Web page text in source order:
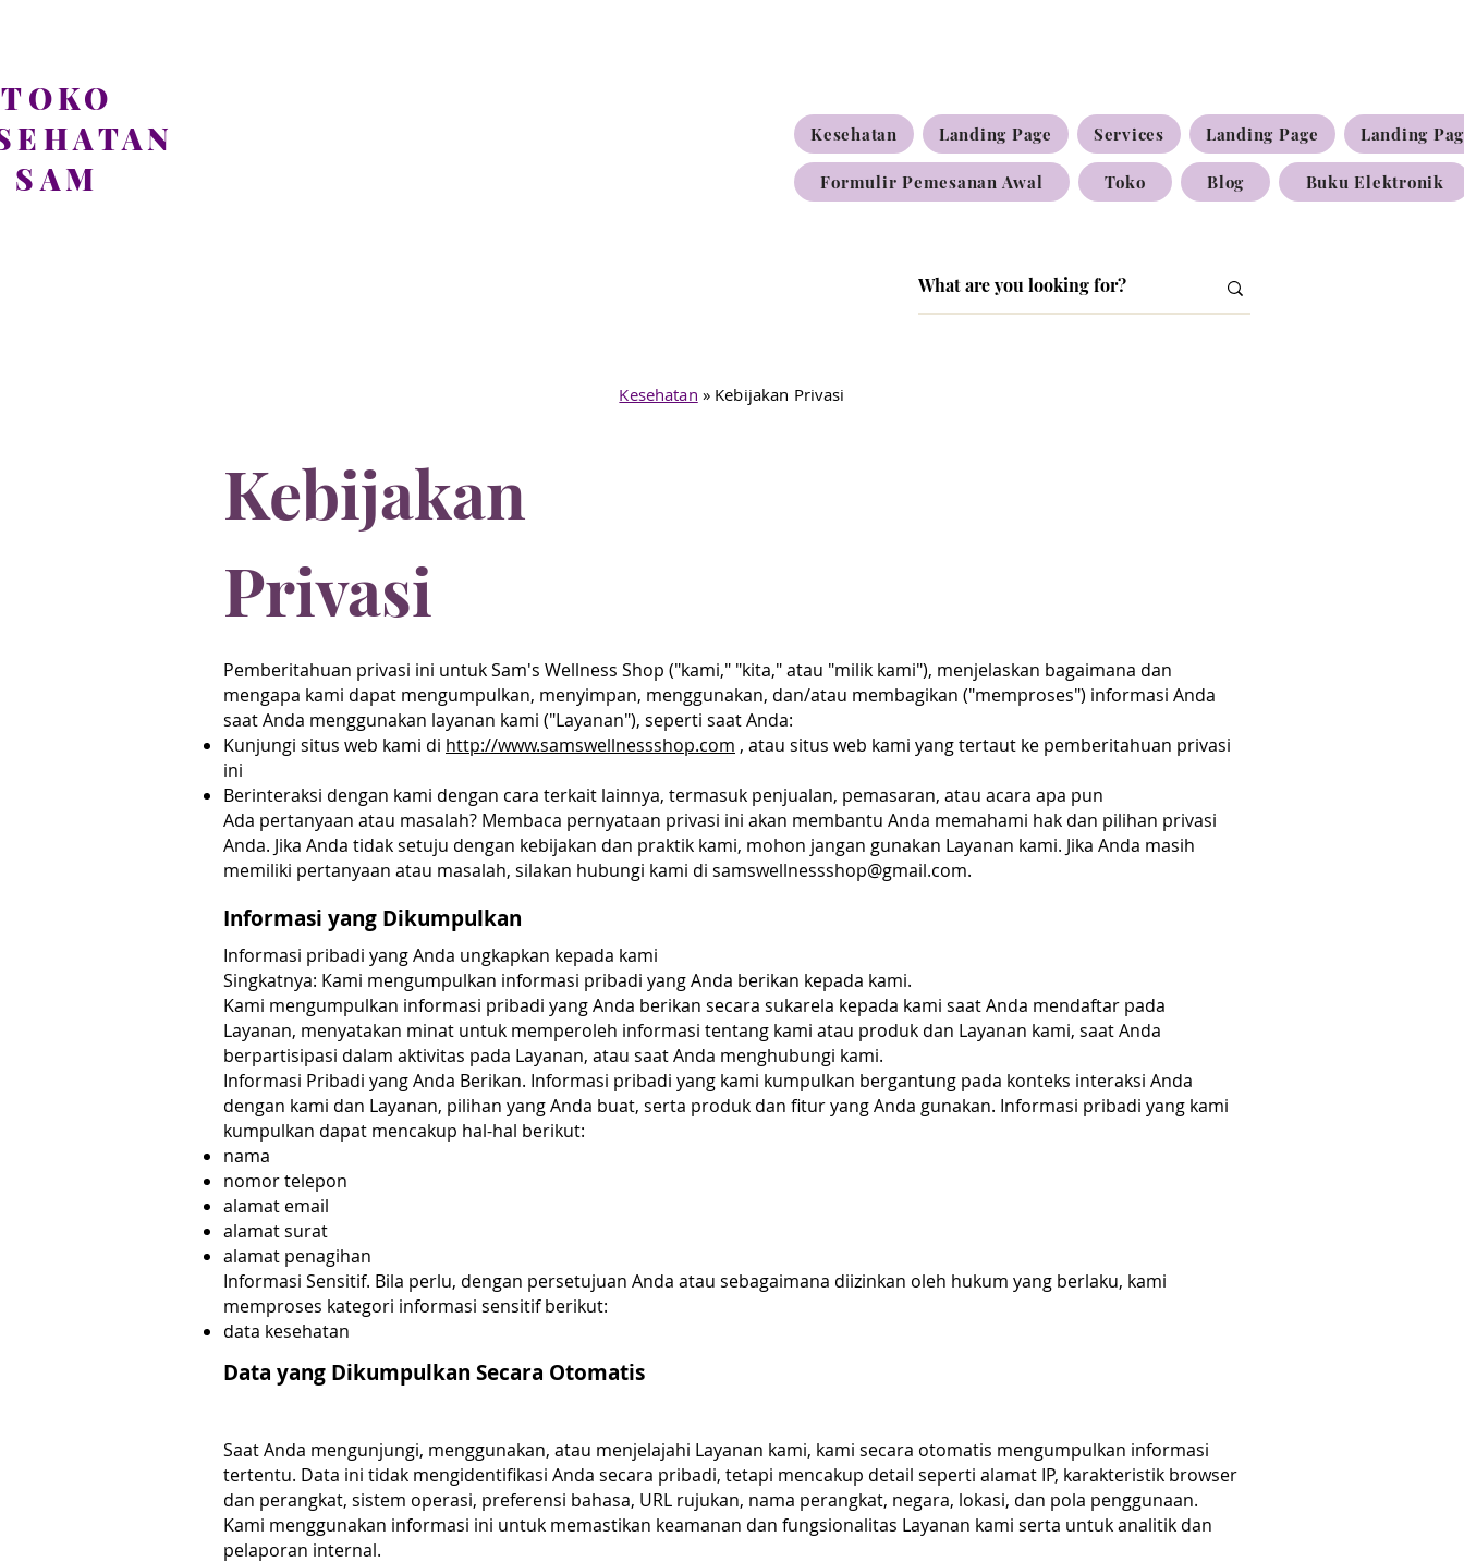
TOKO
SAM
Kesehatan Landing Page Services Landing Page Landing
Formulir Pemesanan Awal Toko Blog Buku Elektronik
Kesehatan » Kebijakan Privasi
Kebijakan
Privasi
Pemberitahuan privasi ini untuk Sam's Wellness Shop ("kami," "kita," atau "milik kami"), menjelaskan bagaimana dan
mengapa kami dapat mengumpulkan, menyimpan, menggunakan, dan/atau membagikan ("memproses") informasi Anda
saat Anda menggunakan layanan kami ("Layanan"), seperti saat Anda:
Kunjungi situs web kami di http://www.samswellnessshop.com , atau situs web kami yang tertaut ke pemberitahuan privasi
ini
Berinteraksi dengan kami dengan cara terkait lainnya, termasuk penjualan, pemasaran, atau acara apa pun
Ada pertanyaan atau masalah? Membaca pernyataan privasi ini akan membantu Anda memahami hak dan pilihan privasi
Anda. Jika Anda tidak setuju dengan kebijakan dan praktik kami, mohon jangan gunakan Layanan kami. Jika Anda masih
memiliki pertanyaan atau masalah, silakan hubungi kami di samswellnessshop@gmail.com.
Informasi yang Dikumpulkan
Informasi pribadi yang Anda ungkapkan kepada kami
Singkatnya: Kami mengumpulkan informasi pribadi yang Anda berikan kepada kami.
Kami mengumpulkan informasi pribadi yang Anda berikan secara sukarela kepada kami saat Anda mendaftar pada
Layanan, menyatakan minat untuk memperoleh informasi tentang kami atau produk dan Layanan kami, saat Anda
berpartisipasi dalam aktivitas pada Layanan, atau saat Anda menghubungi kami.
Informasi Pribadi yang Anda Berikan. Informasi pribadi yang kami kumpulkan bergantung pada konteks interaksi Anda
dengan kami dan Layanan, pilihan yang Anda buat, serta produk dan fitur yang Anda gunakan. Informasi pribadi yang kami
kumpulkan dapat mencakup hal-hal berikut:
nama
nomor telepon
alamat email
alamat surat
alamat penagihan
Informasi Sensitif. Bila perlu, dengan persetujuan Anda atau sebagaimana diizinkan oleh hukum yang berlaku, kami
memproses kategori informasi sensitif berikut:
data kesehatan
Data yang Dikumpulkan Secara Otomatis
Saat Anda mengunjungi, menggunakan, atau menjelajahi Layanan kami, kami secara otomatis mengumpulkan informasi
tertentu. Data ini tidak mengidentifikasi Anda secara pribadi, tetapi mencakup detail seperti alamat IP, karakteristik browser
dan perangkat, sistem operasi, preferensi bahasa, URL rujukan, nama perangkat, negara, lokasi, dan pola penggunaan.
Kami menggunakan informasi ini untuk memastikan keamanan dan fungsionalitas Layanan kami serta untuk analitik dan
pelaporan internal.